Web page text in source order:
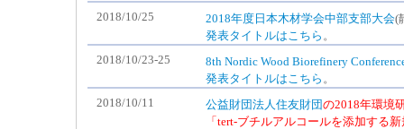
2018/10/25
2018年度日本木材学会中部支部大会(
発表タイトルはこちら 。
2018/10/23-25
8th Nordic Wood Biorefinery
発表タイトルはこちら 。
2018/10/11
公益財団法人住友財団の2018年環境
「tert-ブチルアルコールを添加する